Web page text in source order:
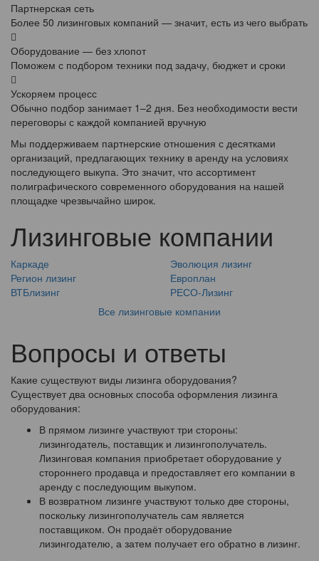
Партнерская сеть
Более 50 лизинговых компаний — значит, есть из чего выбрать
Оборудование — без хлопот
Поможем с подбором техники под задачу, бюджет и сроки
Ускоряем процесс
Обычно подбор занимает 1–2 дня. Без необходимости вести
переговоры с каждой компанией вручную
Мы поддерживаем партнерские отношения с десятками
организаций, предлагающих технику в аренду на условиях
последующего выкупа. Это значит, что ассортимент
полиграфического современного оборудования на нашей
площадке чрезвычайно широк.
Лизинговые компании
Каркаде
Эволюция лизинг
Регион лизинг
Европлан
ВТБлизинг
РЕСО-Лизинг
Все лизинговые компании
Вопросы и ответы
Какие существуют виды лизинга оборудования?
Существует два основных способа оформления лизинга
оборудования:
В прямом лизинге участвуют три стороны:
лизингодатель, поставщик и лизингополучатель.
Лизинговая компания приобретает оборудование у
стороннего продавца и предоставляет его компании в
аренду с последующим выкупом.
В возвратном лизинге участвуют только две стороны,
поскольку лизингополучатель сам является
поставщиком. Он продаёт оборудование
лизингодателю, а затем получает его обратно в лизинг.